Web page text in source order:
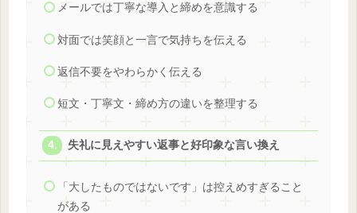
メールでは丁寧な導入と締めを意識する
対面では笑顔と一言で気持ちを伝える
返信不要をやわらかく伝える
短文・丁寧文・締め方の違いを整理する
失礼に見えやすい返事と好印象な言い換え
「大したものではないです」は控えめすぎること
がある